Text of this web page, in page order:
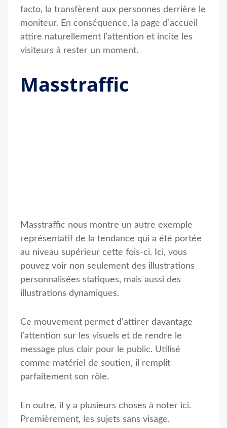
facto, la transfèrent aux personnes derrière le
moniteur. En conséquence, la page d’accueil
attire naturellement l’attention et incite les
visiteurs à rester un moment.
Masstraffic
Masstraffic nous montre un autre exemple
représentatif de la tendance qui a été portée
au niveau supérieur cette fois-ci. Ici, vous
pouvez voir non seulement des illustrations
personnalisées statiques, mais aussi des
illustrations dynamiques.
Ce mouvement permet d’attirer davantage
l’attention sur les visuels et de rendre le
message plus clair pour le public. Utilisé
comme matériel de soutien, il remplit
parfaitement son rôle.
En outre, il y a plusieurs choses à noter ici.
Premièrement, les sujets sans visage.